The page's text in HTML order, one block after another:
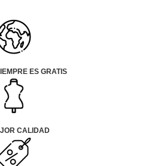
ES GRATIS
CALIDAD